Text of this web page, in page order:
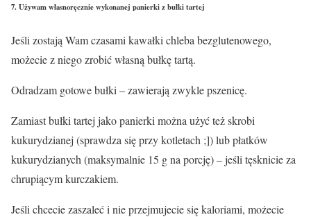
7. Używam własnoręcznie wykonanej panierki z bułki tartej
Jeśli zostają Wam czasami kawałki chleba bezglutenowego,
możecie z niego zrobić własną bułkę tartą.
Odradzam gotowe bułki – zawierają zwykle pszenicę.
Zamiast bułki tartej jako panierki można użyć też skrobi
kukurydzianej (sprawdza się przy kotletach ;]) lub płatków
kukurydzianych (maksymalnie 15 g na porcję) – jeśli tęsknicie za
chrupiącym kurczakiem.
Jeśli chcecie zaszaleć i nie przejmujecie się kaloriami, możecie